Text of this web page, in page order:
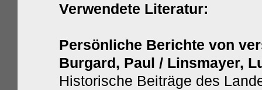
Verwendete Literatur:
Persönliche Berichte von
Burgard, Paul / Linsmayer,
Historische Beiträge des